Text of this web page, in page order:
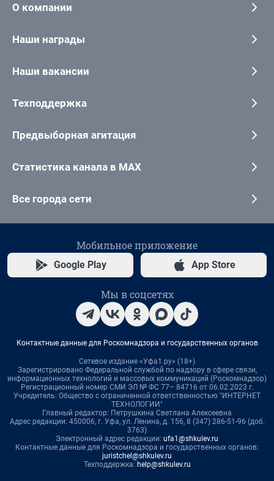
О компании
Наши награды
Наши вакансии
Техподдержка
Предвыборная агитация
Статистика канала в MAX
Все города сети
Мобильное приложение
Google Play App Store
Мы в соцсетях
Контактные данные для Роскомнадзора и государственных органов
Сетевое издание «Уфа1.ру» (18+)
Зарегистрировано Федеральной службой по надзору в сфере связи,
информационных технологий и массовых коммуникаций (Роскомнадзор)
Регистрационный номер СМИ ЭЛ № ФС 77– 84716 от 06.02.2023 г.
Учредитель: Общество с ограниченной ответственностью "ИНТЕРНЕТ
ТЕХНОЛОГИИ"
Главный редактор: Петрушкина Светлана Алексеевна
Адрес редакции: 450006, г. Уфа, ул. Ленина, д. 156, 8 (347) 286-51-96 (доб.
3763)
Электронный адрес редакции: ufa1@shkulev.ru
Контактные данные для Роскомнадзора и государственных органов:
juristchel@shkulev.ru
Техподдержка: help@shkulev.ru